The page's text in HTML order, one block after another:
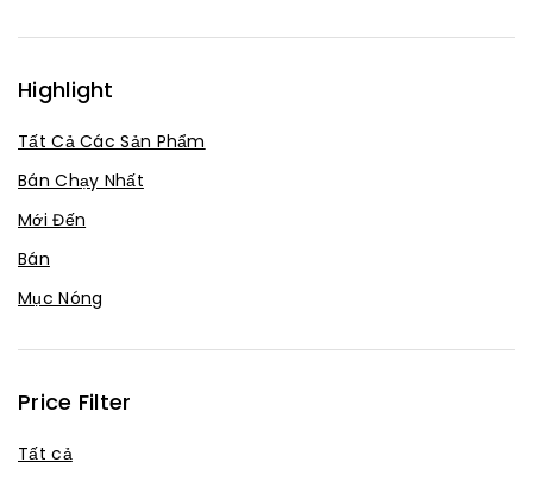
Highlight
Tất Cả Các Sản Phẩm
Bán Chạy Nhất
Mới Đến
Bán
Mục Nóng
Price Filter
Tất cả